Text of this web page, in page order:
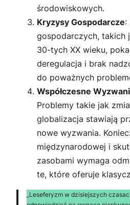
środowiskowych.
Kryzysy Gospodarcze:
gospodarczych, takich
30-tych XX wieku,
deregulacja i brak
do poważnych
Współczesne
Problemy takie jak
globalizacja stawiają
nowe wyzwania.
międzynarodowej i
zasobami wymaga
te, które oferuje
„Leseferyzm w dzisiejszych